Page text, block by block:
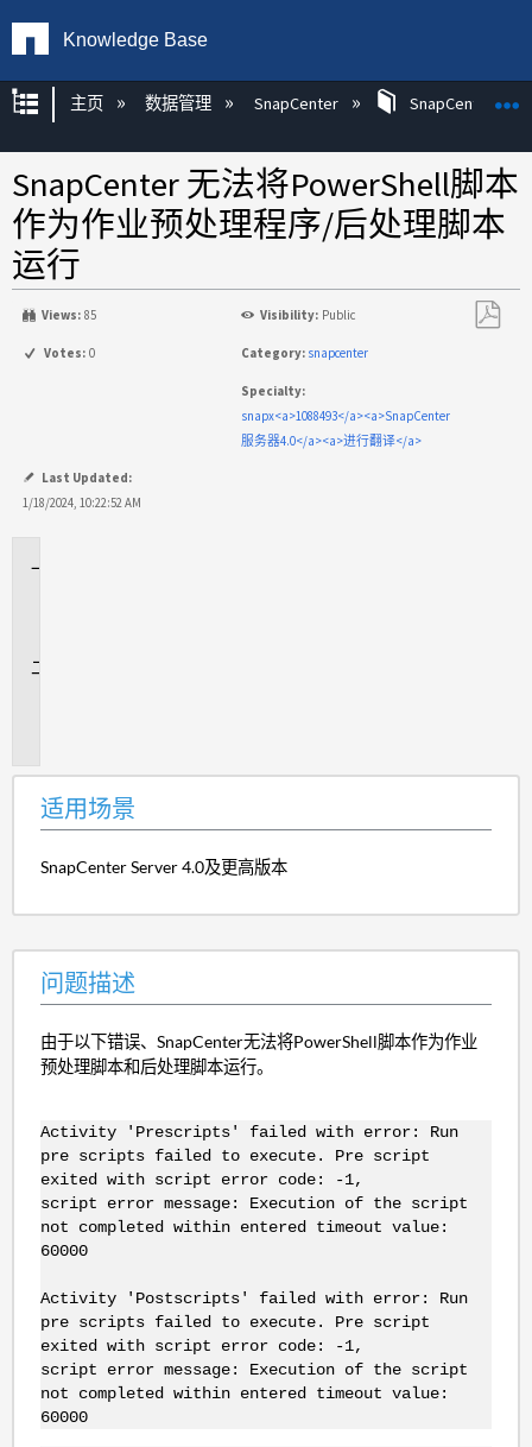
Knowledge Base
扩展/隐缩全局层次
主页 数据管理 SnapCenter SnapCenter知
SnapCenter 无法将PowerShell脚本
作为作业预处理程序/后处理脚本
运行
Views: 85 Visibility: Public
Votes: 0 Category: snapcenter
Specialty:
snapx<a>1088493</a><a>SnapCenter
服务器4.0</a><a>进行翻译</a>
Last Updated:
1/18/2024, 10:22:52 AM
适用场景
SnapCenter Server 4.0及更高版本
问题描述
由于以下错误、SnapCenter无法将PowerShell脚本作为作业
预处理脚本和后处理脚本运行。
Activity 'Prescripts' failed with error: Run
pre scripts failed to execute. Pre script
exited with script error code: -1,
script error message: Execution of the script
not completed within entered timeout value:
60000
Activity 'Postscripts' failed with error: Run
pre scripts failed to execute. Pre script
exited with script error code: -1,
script error message: Execution of the script
not completed within entered timeout value:
60000